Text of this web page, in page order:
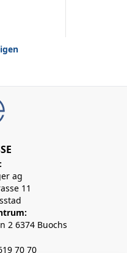
ag
11
2 6374 Buochs
70 70